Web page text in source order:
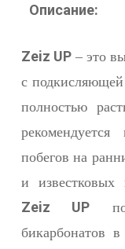
Описание:
Zeiz UP– это
с
полностью
побегов на
и известковых
Zeiz UP
бикарбонатов